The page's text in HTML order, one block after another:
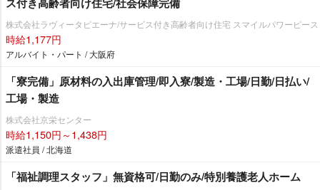
株式会社ラヴィータピエーナ/サービス付き高齢者向け住宅 スマイルパワーピース
時給1,177円
アルバイト・パート / 大阪府
「寮完備」原材料の入出庫管理/即入寮/製造・工場/日勤/日払い/
工場・製造
株式会社京栄センター
時給1,150円～1,438円
派遣社員 / 北海道
「福祉調理スタッフ」無資格可/日勤のみ/特別養護老人ホーム